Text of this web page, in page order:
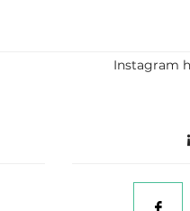
Instagram